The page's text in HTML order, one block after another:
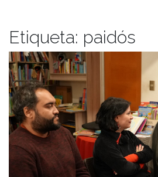
Etiqueta: paidós